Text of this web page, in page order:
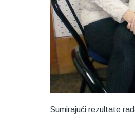
Sumirajući rezultate